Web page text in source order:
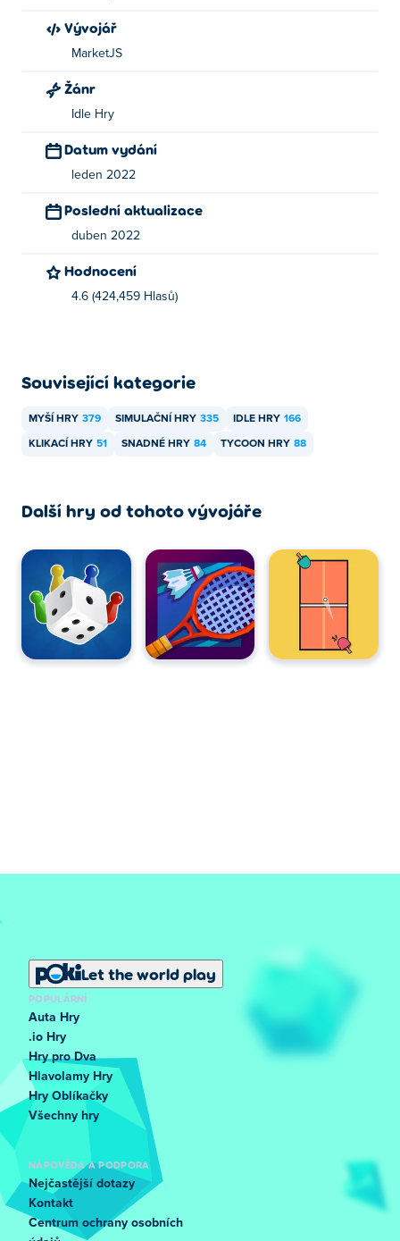
Vývojář
MarketJS
Žánr
Idle Hry
Datum vydání
leden 2022
Poslední aktualizace
duben 2022
Hodnocení
4.6 (424,459 Hlasů)
Související kategorie
MYŠÍ HRY 379 SIMULAČNÍ HRY 335 IDLE HRY 166
KLIKACÍ HRY 51 SNADNÉ HRY 84 TYCOON HRY 88
Další hry od tohoto vývojáře
Let the world play
POPULÁRNÍ
Auta Hry
.io Hry
Hry pro Dva
Hlavolamy Hry
Hry Oblíkačky
Všechny hry
NÁPOVĚDA A PODPORA
Nejčastější dotazy
Kontakt
Centrum ochrany osobních